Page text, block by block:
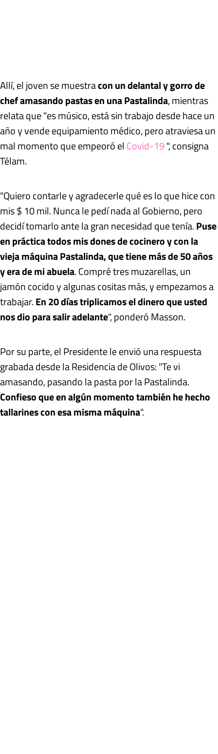
Allí, el joven se muestracon un delantal y gorro de
chef amasando pastas en una Pastalinda, mientras
relata que "es músico, está sin trabajo desde hace un
año y vende equipamiento médico, pero atraviesa un
mal momento que empeoró el Covid-19", consigna
Télam.
"Quiero contarle y agradecerle qué es lo que hice con
mis $ 10 mil. Nunca le pedí nada al Gobierno, pero
decidí tomarlo ante la gran necesidad que tenía.Puse
en práctica todos mis dones de cocinero y con la
vieja máquina Pastalinda, que tiene más de 50 años
y era de mi abuela. Compré tres muzarellas, un
jamón cocido y algunas cositas más, y empezamos a
trabajar.En 20 días triplicamos el dinero que usted
nos dio para salir adelante", ponderó Masson.
Por su parte, el Presidente le envió una respuesta
grabada desde la Residencia de Olivos: "Te vi
amasando, pasando la pasta por la Pastalinda.
Confieso que en algún momento también he hecho
tallarines con esa misma máquina".